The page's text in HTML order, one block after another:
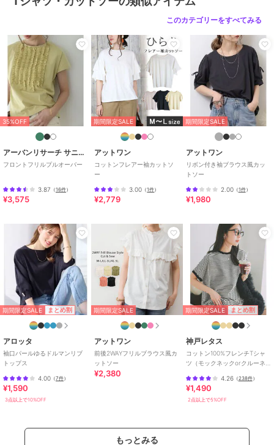
・撮影時のライティングやモニター環境により、実物と色味が異なる
・サイズは手作業で計測しているため、若干の誤差が生じる場合がご
ざいます。
期間限定セール開催中
ブランド アットワン
ショップ アットワン
商品カテゴリ トップス ／
Tシャツ・カットソ
ー
トップス ／Tシャツ・カットソ
カラー
ブラック、オフホワイト、グレー
ベージュ、チャコールグレー
サイズ M-L,LL-3L,4L-5L
素材 綿100%
商品のお取り扱い方法
原産国 バングラデシュ
このカテゴリーをすべてみる
35%OFF
アーバンリサーチ サニーレーベル
フロントフリルプルオーバー
3.87 （16件）
¥3,575
期間限定SALE
アットワン
コットンフレアー袖カットソ
ー
3.00 （1件）
¥2,779
期間限定SALE
アットワン
リボン付き袖ブラウス風カッ
トソー
2.00（1件）
¥1,980
期間限定SALE まとめ割
アロッタ
袖口パールゆるドルマンリブ
トップス
4.00 （7件）
¥1,590
3点以上で10%OFF
期間限定SALE
アットワン
前後2WAYフリルブラウス風カ
ットソー
¥2,380
期間限定SALE まとめ割
神戸レタス
コットン100%フレンチTシャ
ツ（モックネックorクルーネ
4.26（238件）
¥1,490
2点以上で5%OFF
もっとみる